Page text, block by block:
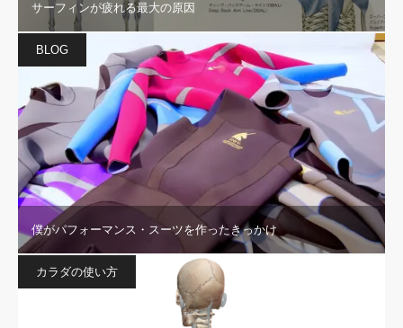
サーフィンが疲れる最大の原因
BLOG
僕がパフォーマンス・スーツを作ったきっかけ
カラダの使い方